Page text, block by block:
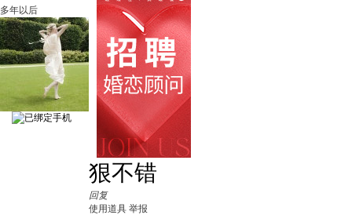
多年以后
狠不错
回复
使用道具 举报